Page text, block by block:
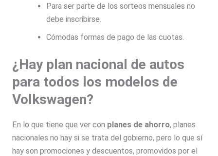
Para ser parte de los sorteos mensuales no
debe inscribirse.
Cómodas formas de pago de las cuotas.
¿Hay plan nacional de autos
para todos los modelos de
Volkswagen?
En lo que tiene que ver con planes de ahorro, planes
nacionales no hay si se trata del gobierno, pero lo que sí
hay son promociones y descuentos, promovidos por el